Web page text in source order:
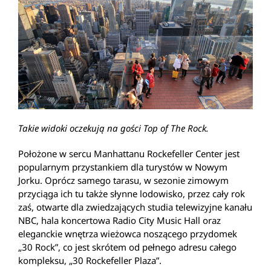
Takie widoki oczekują na gości Top of The Rock.
Położone w sercu Manhattanu Rockefeller Center jest
popularnym przystankiem dla turystów w Nowym
Jorku. Oprócz samego tarasu, w sezonie zimowym
przyciąga ich tu także słynne lodowisko, przez cały rok
zaś, otwarte dla zwiedzających studia telewizyjne kanału
NBC, hala koncertowa Radio City Music Hall oraz
eleganckie wnętrza wieżowca noszącego przydomek
„30 Rock”, co jest skrótem od pełnego adresu całego
kompleksu, „30 Rockefeller Plaza”.